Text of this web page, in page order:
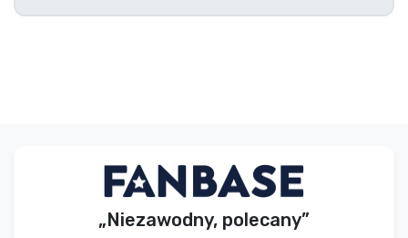
„Niezawodny, polecany”